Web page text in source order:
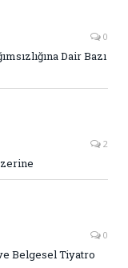
0
Dair Bazı
2
0
Belgesel Tiyatro